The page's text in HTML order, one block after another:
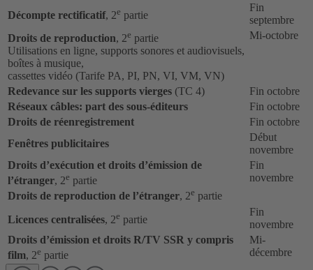
Décompte rectificatif, 2e partie
Fin
septembre
Droits de reproduction, 2e partie
Utilisations en ligne, supports sonores et audiovisuels,
boîtes à musique,
cassettes vidéo (Tarife PA, PI, PN, VI, VM, VN)
Mi-octobre
Redevance sur les supports vierges (TC 4)
Fin octobre
Réseaux câbles: part des sous-éditeurs
Fin octobre
Droits de réenregistrement
Fin octobre
Fenêtres publicitaires
Début
novembre
Droits d’exécution et droits d’émission de
l’étranger, 2e partie
Droits de reproduction de l’étranger, 2e partie
Fin
novembre
Licences centralisées, 2e partie
Fin
novembre
Droits d’émission et droits R/TV SSR y compris
film, 2e partie
Mi-
décembre